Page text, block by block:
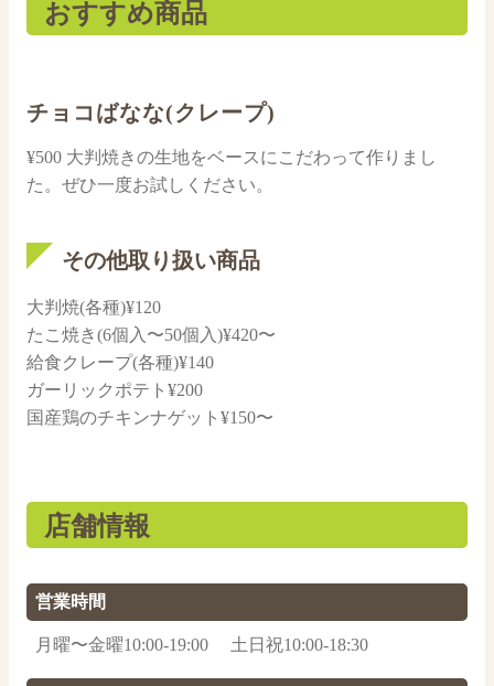
おすすめ商品
チョコばなな(クレープ)
¥500 大判焼きの生地をベースにこだわって作りまし
た。ぜひ一度お試しください。
その他取り扱い商品
大判焼(各種)¥120
たこ焼き(6個入〜50個入)¥420〜
給食クレープ(各種)¥140
ガーリックポテト¥200
国産鶏のチキンナゲット¥150〜
店舗情報
営業時間
月曜〜金曜10:00-19:00 土日祝10:00-18:30